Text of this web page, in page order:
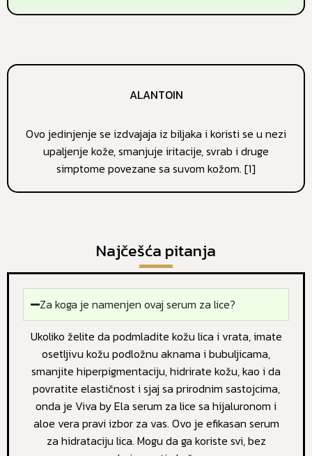
ALANTOIN
Ovo jedinjenje se izdvajaja iz biljaka i koristi se u nezi
upaljenje kože, smanjuje iritacije, svrab i druge
simptome povezane sa suvom kožom. [1]
Najčešća pitanja
Za koga je namenjen ovaj serum za lice?
Ukoliko želite da podmladite kožu lica i vrata, imate
osetljivu kožu podložnu aknama i bubuljicama,
smanjite hiperpigmentaciju, hidrirate kožu, kao i da
povratite elastičnost i sjaj sa prirodnim sastojcima,
onda je Viva by Ela serum za lice sa hijaluronom i
aloe vera pravi izbor za vas. Ovo je efikasan serum
za hidrataciju lica. Mogu da ga koriste svi, bez